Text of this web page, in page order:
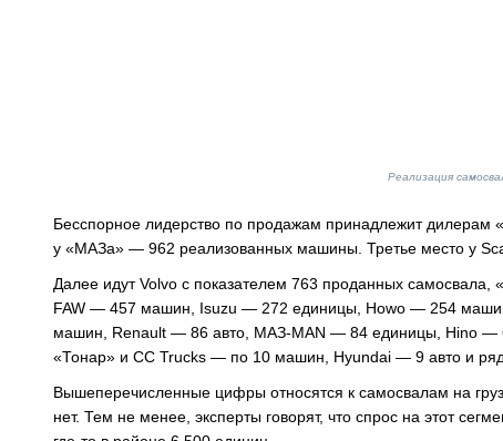
Реализация
Бесспорное лидерство по продажам принадлежит
у «МАЗа» — 962 реализованных машины. Третье место у
Далее идут Volvo с показателем 763 проданных
FAW — 457 машин, Isuzu — 272 единицы, Howo — 254
машин, Renault — 86 авто, МАЗ-MAN — 84 единицы, Hino
«Тонар» и CC Trucks — по 10 машин, Hyundai — 9 авто и ряд
Вышеперечисленные цифры относятся к самосвалам на
нет. Тем не менее, эксперты говорят, что спрос на этот